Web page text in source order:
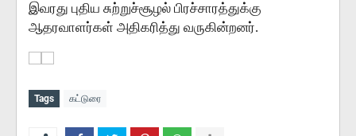
இவரது புதிய சுற்றுச்சூழல் பிரச்சாரத்துக்கு
ஆதரவாளர்கள் அதிகரித்து வருகின்றனர்.
Tags கட்டுரை